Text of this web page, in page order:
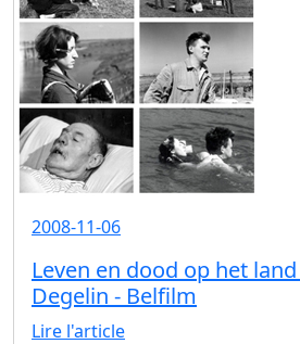
2008-11-06
Leven en dood op het
Degelin - Belfilm
Lire l'article